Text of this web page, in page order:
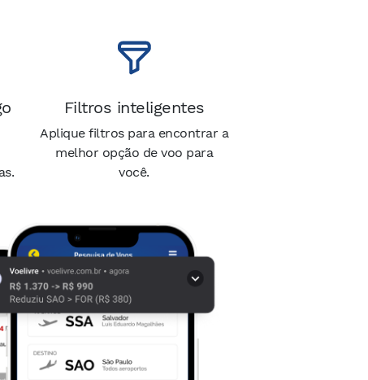
Filtros inteligentes
Aplique filtros para encontrar a
melhor opção de voo para
você.